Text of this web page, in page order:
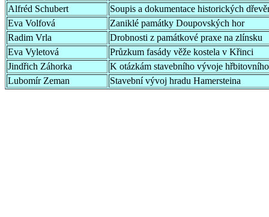
Alfréd Schubert
Soupis a dokumentace historických
Eva Volfová
Zaniklé památky Doupovských hor
Radim Vrla
Drobnosti z památkové praxe na zlínsku
Eva Vyletová
Průzkum fasády věže kostela v Křinci
Jindřich Záhorka
K otázkám stavebního vývoje
Lubomír Zeman
Stavební vývoj hradu Hamersteina